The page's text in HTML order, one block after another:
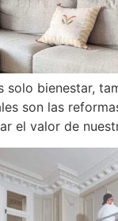
solo bienestar,
son las
el valor de